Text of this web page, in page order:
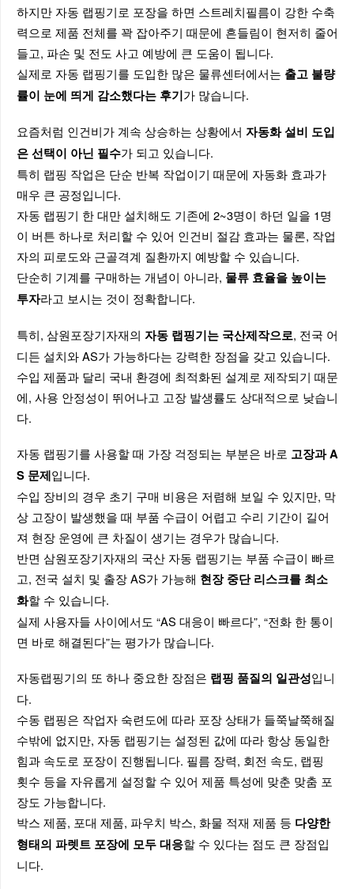
하지만 자동 랩핑기로 포장을 하면 스트레치필름이 강한 수축
력으로 제품 전체를 꽉 잡아주기 때문에 흔들림이 현저히 줄어
들고, 파손 및 전도 사고 예방에 큰 도움이 됩니다.
실제로 자동 랩핑기를 도입한 많은 물류센터에서는 출고 불량
률이 눈에 띄게 감소했다는 후기가 많습니다.
요즘처럼 인건비가 계속 상승하는 상황에서 자동화 설비 도입
은 선택이 아닌 필수가 되고 있습니다.
특히 랩핑 작업은 단순 반복 작업이기 때문에 자동화 효과가
매우 큰 공정입니다.
자동 랩핑기 한 대만 설치해도 기존에 2~3명이 하던 일을 1명
이 버튼 하나로 처리할 수 있어 인건비 절감 효과는 물론, 작업
자의 피로도와 근골격계 질환까지 예방할 수 있습니다.
단순히 기계를 구매하는 개념이 아니라, 물류 효율을 높이는
투자라고 보시는 것이 정확합니다.
특히, 삼원포장기자재의 자동 랩핑기는 국산제작으로, 전국 어
디든 설치와 AS가 가능하다는 강력한 장점을 갖고 있습니다.
수입 제품과 달리 국내 환경에 최적화된 설계로 제작되기 때문
에, 사용 안정성이 뛰어나고 고장 발생률도 상대적으로 낮습니
다.
자동 랩핑기를 사용할 때 가장 걱정되는 부분은 바로 고장과 A
S 문제입니다.
수입 장비의 경우 초기 구매 비용은 저렴해 보일 수 있지만, 막
상 고장이 발생했을 때 부품 수급이 어렵고 수리 기간이 길어
져 현장 운영에 큰 차질이 생기는 경우가 많습니다.
반면 삼원포장기자재의 국산 자동 랩핑기는 부품 수급이 빠르
고, 전국 설치 및 출장 AS가 가능해 현장 중단 리스크를 최소
화할 수 있습니다.
실제 사용자들 사이에서도 “AS 대응이 빠르다”, “전화 한 통이
면 바로 해결된다”는 평가가 많습니다.
자동랩핑기의 또 하나 중요한 장점은 랩핑 품질의 일관성입니
다.
수동 랩핑은 작업자 숙련도에 따라 포장 상태가 들쭉날쭉해질
수밖에 없지만, 자동 랩핑기는 설정된 값에 따라 항상 동일한
힘과 속도로 포장이 진행됩니다. 필름 장력, 회전 속도, 랩핑
횟수 등을 자유롭게 설정할 수 있어 제품 특성에 맞춘 맞춤 포
장도 가능합니다.
박스 제품, 포대 제품, 파우치 박스, 화물 적재 제품 등 다양한
형태의 파렛트 포장에 모두 대응할 수 있다는 점도 큰 장점입
니다.